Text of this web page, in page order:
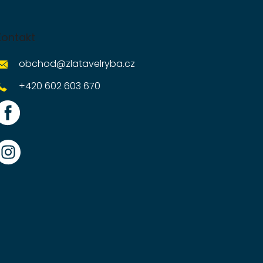
obchod@zlatavelryba.cz
+420 602 603 670